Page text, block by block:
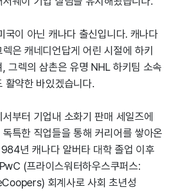
국이 아닌 캐나다 출신입니다. 캐나다
은 캐네디언답게 어린 시절에 하키
그렉의 삼촌은 유명 NHL 하키팀 소속
활약한 바있겠습니다.
부터 기업내 소화기 판매 세일즈에
특한 직업들을 통해 커리어를 쌓아온
년 캐나다 알버타 대학 졸업 이후
(프라이스워터하우스쿠퍼스:
회계사로 사회 초년성